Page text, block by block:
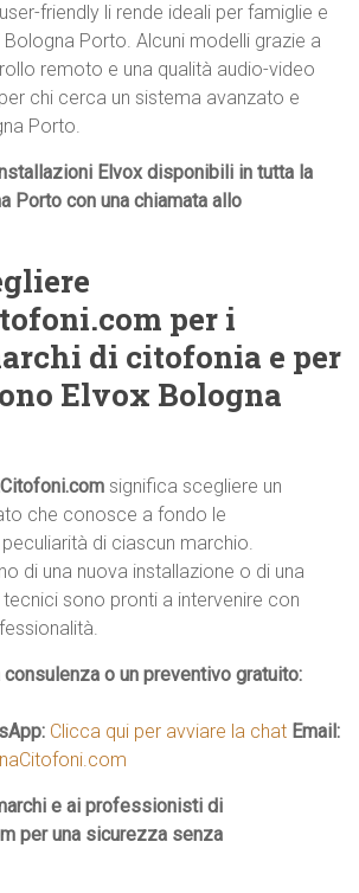
friendly li rende ideali per famiglie e
Porto. Alcuni modelli grazie a
remoto e una qualità audio-video
chi cerca un sistema avanzato e
Porto.
Elvox disponibili in tutta la
Porto con una chiamata allo
per i
di citofonia e per
Elvox Bologna
significa scegliere un
che conosce a fondo le
di ciascun marchio.
di una nuova installazione o di una
sono pronti a intervenire con
consulenza o un preventivo gratuito:
Clicca qui per avviare la chat Email:
e ai professionisti di
per una sicurezza senza